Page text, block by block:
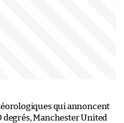
qui annoncent
degrés, Manchester United